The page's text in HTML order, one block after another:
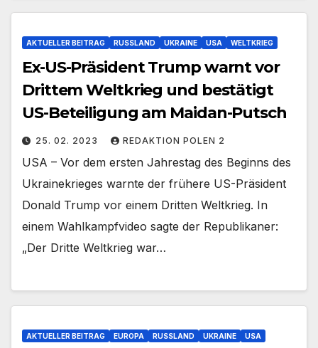
AKTUELLER BEITRAG RUSSLAND UKRAINE USA WELTKRIEG
Ex-US-Präsident Trump warnt vor
Drittem Weltkrieg und bestätigt
US-Beteiligung am Maidan-Putsch
25. 02. 2023 REDAKTION POLEN 2
USA – Vor dem ersten Jahrestag des Beginns des
Ukrainekrieges warnte der frühere US-Präsident
Donald Trump vor einem Dritten Weltkrieg. In
einem Wahlkampfvideo sagte der Republikaner:
„Der Dritte Weltkrieg war…
AKTUELLER BEITRAG EUROPA RUSSLAND UKRAINE USA